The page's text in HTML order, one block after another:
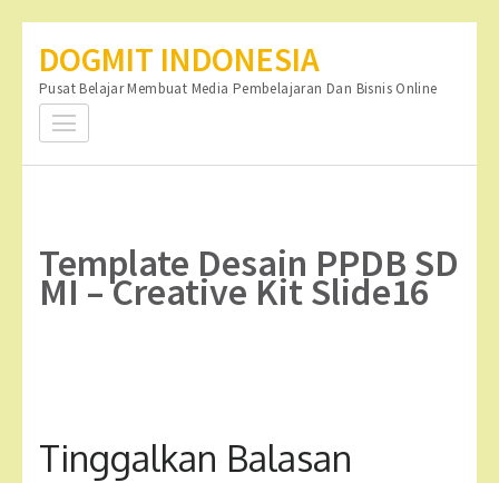
ke
konten
(Tekan
DOGMIT INDONESIA
Pusat Belajar Membuat Media Pembelajaran Dan Bisnis Online
Template Desain PPDB SD
MI – Creative Kit Slide16
Tinggalkan Balasan